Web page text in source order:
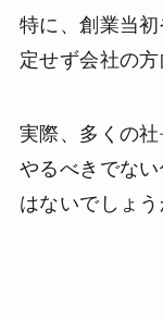
特に、創業当
定せず会社の
実際、多くの
やるべきでな
はないでしょう